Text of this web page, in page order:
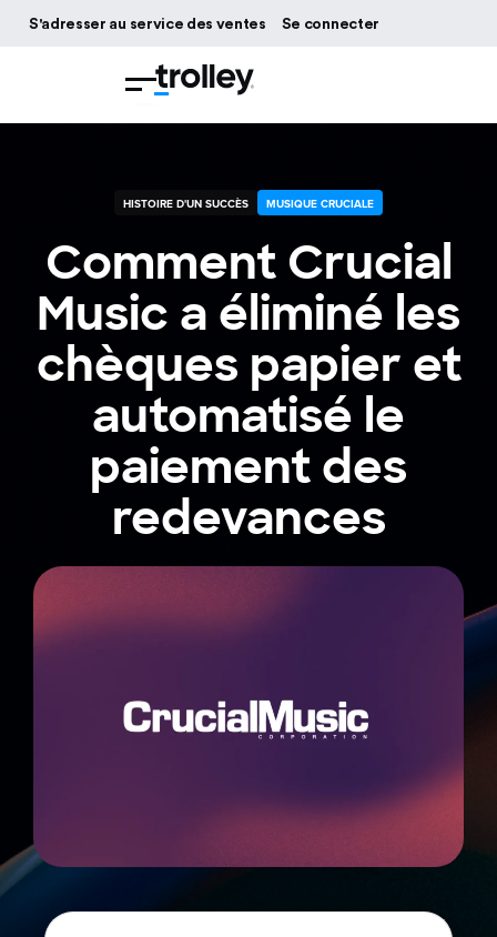
S'adresser au service des ventes Se connecter
HISTOIRE D'UN SUCCÈS MUSIQUE CRUCIALE
Comment Crucial
Music a éliminé les
chèques papier et
automatisé le
paiement des
redevances